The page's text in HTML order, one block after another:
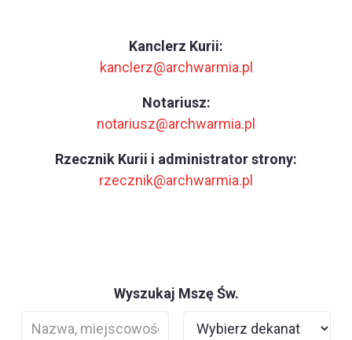
Kanclerz Kurii:
kanclerz@archwarmia.pl
Notariusz:
notariusz@archwarmia.pl
Rzecznik Kurii i administrator strony:
rzecznik@archwarmia.pl
Wyszukaj Mszę Św.